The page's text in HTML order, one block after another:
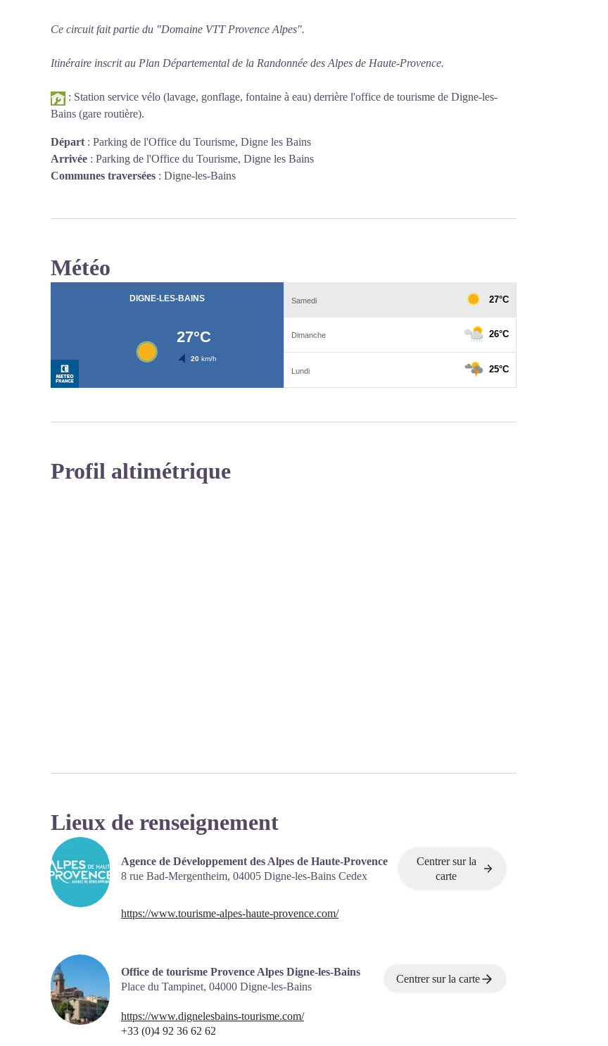
Ce circuit fait partie du "Domaine VTT Provence Alpes".
Itinéraire inscrit au Plan Départemental de la Randonnée des Alpes de Haute-Provence.
: Station service vélo (lavage, gonflage, fontaine à eau) derrière l'office de tourisme de Digne-les-
Bains (gare routière).
Départ : Parking de l'Office du Tourisme, Digne les Bains
Arrivée : Parking de l'Office du Tourisme, Digne les Bains
Communes traversées : Digne-les-Bains
Météo
Profil altimétrique
Lieux de renseignement
Agence de Développement des Alpes de Haute-Provence
8 rue Bad-Mergentheim, 04005 Digne-les-Bains Cedex
Centrer sur la
carte
https://www.tourisme-alpes-haute-provence.com/
Office de tourisme Provence Alpes Digne-les-Bains
Place du Tampinet, 04000 Digne-les-Bains
Centrer sur la carte
https://www.dignelesbains-tourisme.com/
+33 (0)4 92 36 62 62